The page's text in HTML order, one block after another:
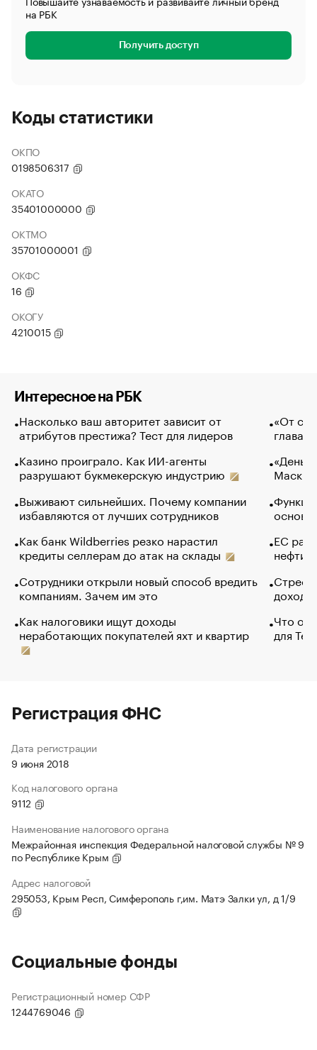
на РБК
Получить доступ
Коды статистики
ОКПО
0198506317
ОКАТО
35401000000
ОКТМО
35701000001
ОКФС
16
ОКОГУ
4210015
Интересное на РБК
Насколько ваш авторитет зависит от
атрибутов престижа? Тест для лидеров
Казино проиграло. Как ИИ-агенты
разрушают букмекерскую индустрию
Выживают сильнейших. Почему компании
избавляются от лучших сотрудников
Как банк Wildberries резко нарастил
кредиты селлерам до атак на склады
Сотрудники открыли новый способ вредить
компаниям. Зачем им это
Как налоговики ищут доходы
неработающих покупателей яхт и квартир
«От
глава
Маск в
основ
ЕС
нефти
Что
для
Регистрация ФНС
Дата регистрации
9 июня 2018
Код налогового органа
9112
Наименование налогового органа
Межрайонная инспекция Федеральной налоговой службы № 9
по Республике Крым
Адрес налоговой
295053, Крым Респ, Симферополь г,им. Матэ Залки ул, д 1/9
Социальные фонды
Регистрационный номер СФР
1244769046